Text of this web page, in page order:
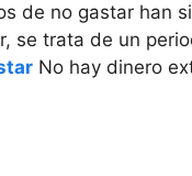
de no gastar han
se trata de un
No hay dinero